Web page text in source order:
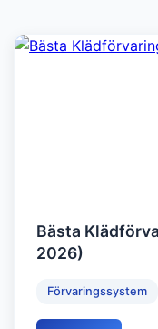
Bästa
2026)
Förvaringssystem